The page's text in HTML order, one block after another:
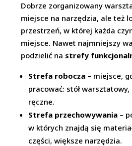
Dobrze zorganizowany
miejsce na narzędzia, ale też
przestrzeń, w której każda
miejsce. Nawet najmniejszy
podzielić na strefy
Strefa robocza – miejsce,
pracować: stół warsztatowy,
ręczne.
Strefa przechowywania –
w których znajdą się
części, większe narzędzia.